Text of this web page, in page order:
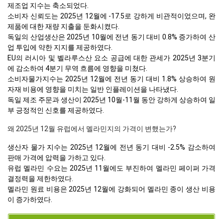
제조업 지수는 축소되었다.
소비자 신뢰도는 2025년 12월에 -17.5로 강하게 비관적이었으며, 완
제품에 대한 재량 지출을 둔화시켰다.
독일의 산업생산은 2025년 10월에 전년 동기 대비 0.8% 증가하여 산
업 투입에 약한 지지를 제공하였다.
EU의 러시아 및 벨라루스산 요소 공급에 대한 관세가 2025년 3분기
에 감소하여 4분기 무역 흐름에 영향을 미쳤다.
소비자물가지수는 2025년 12월에 전년 동기 대비 1.8% 상승하여 원
자재 비용에 영향을 미치는 일반 인플레이션을 나타냈다.
독일 제조 주문과 생산이 2025년 10월-11월 동안 강하게 상승하여 일
부 긍정적인 신호를 제공하였다.
왜 2025년 12월 유럽에서 멜라민지의 가격이 변했는가?
생산자 물가 지수는 2025년 12월에 전년 동기 대비 -2.5% 감소하여
판매 가격에 압력을 가하고 있다.
유럽 멜라민 수요는 2025년 11월에도 부진하여 멜라민 페이퍼 가격
결정력을 제한하였다.
멜라민 원료 비용은 2025년 12월에 강화되어 멜라민 종이 생산 비용
이 증가하였다.